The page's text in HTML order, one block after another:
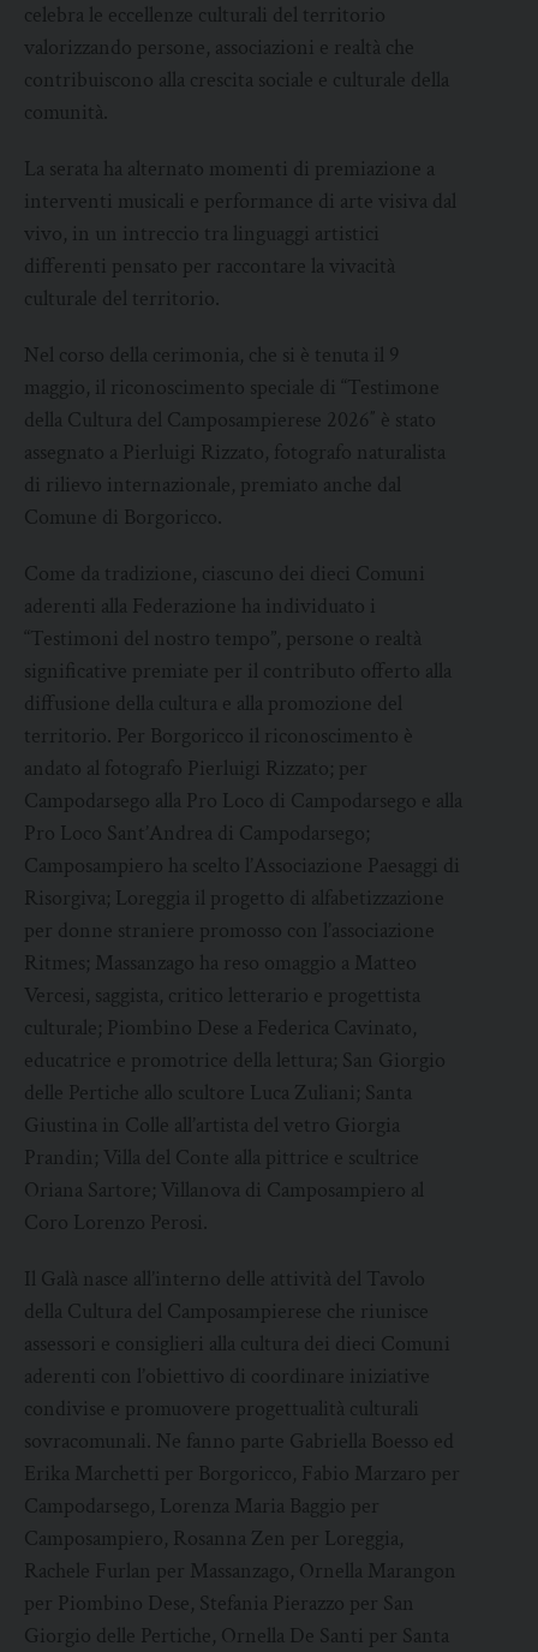
celebra le eccellenze culturali del territorio
valorizzando persone, associazioni e realtà che
contribuiscono alla crescita sociale e culturale della
comunità.
La serata ha alternato momenti di premiazione a
interventi musicali e performance di arte visiva dal
vivo, in un intreccio tra linguaggi artistici
differenti pensato per raccontare la vivacità
culturale del territorio.
Nel corso della cerimonia, che si è tenuta il 9
maggio, il riconoscimento speciale di “Testimone
della Cultura del Camposampierese 2026″ è stato
assegnato a Pierluigi Rizzato, fotografo naturalista
di rilievo internazionale, premiato anche dal
Comune di Borgoricco.
Come da tradizione, ciascuno dei dieci Comuni
aderenti alla Federazione ha individuato i
“Testimoni del nostro tempo”, persone o realtà
significative premiate per il contributo offerto alla
diffusione della cultura e alla promozione del
territorio. Per Borgoricco il riconoscimento è
andato al fotografo Pierluigi Rizzato; per
Campodarsego alla Pro Loco di Campodarsego e alla
Pro Loco Sant’Andrea di Campodarsego;
Camposampiero ha scelto l’Associazione Paesaggi di
Risorgiva; Loreggia il progetto di alfabetizzazione
per donne straniere promosso con l’associazione
Ritmes; Massanzago ha reso omaggio a Matteo
Vercesi, saggista, critico letterario e progettista
culturale; Piombino Dese a Federica Cavinato,
educatrice e promotrice della lettura; San Giorgio
delle Pertiche allo scultore Luca Zuliani; Santa
Giustina in Colle all’artista del vetro Giorgia
Prandin; Villa del Conte alla pittrice e scultrice
Oriana Sartore; Villanova di Camposampiero al
Coro Lorenzo Perosi.
Il Galà nasce all’interno delle attività del Tavolo
della Cultura del Camposampierese che riunisce
assessori e consiglieri alla cultura dei dieci Comuni
aderenti con l’obiettivo di coordinare iniziative
condivise e promuovere progettualità culturali
sovracomunali. Ne fanno parte Gabriella Boesso ed
Erika Marchetti per Borgoricco, Fabio Marzaro per
Campodarsego, Lorenza Maria Baggio per
Camposampiero, Rosanna Zen per Loreggia,
Rachele Furlan per Massanzago, Ornella Marangon
per Piombino Dese, Stefania Pierazzo per San
Giorgio delle Pertiche, Ornella De Santi per Santa